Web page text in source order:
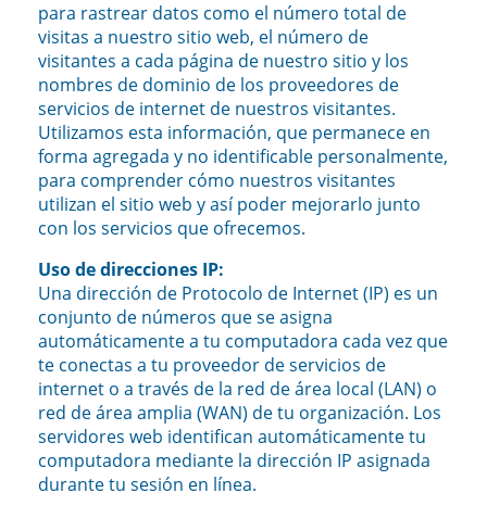
para rastrear datos como el número total de
visitas a nuestro sitio web, el número de
visitantes a cada página de nuestro sitio y los
nombres de dominio de los proveedores de
servicios de internet de nuestros visitantes.
Utilizamos esta información, que permanece en
forma agregada y no identificable personalmente,
para comprender cómo nuestros visitantes
utilizan el sitio web y así poder mejorarlo junto
con los servicios que ofrecemos.
Uso de direcciones IP:
Una dirección de Protocolo de Internet (IP) es un
conjunto de números que se asigna
automáticamente a tu computadora cada vez que
te conectas a tu proveedor de servicios de
internet o a través de la red de área local (LAN) o
red de área amplia (WAN) de tu organización. Los
servidores web identifican automáticamente tu
computadora mediante la dirección IP asignada
durante tu sesión en línea.